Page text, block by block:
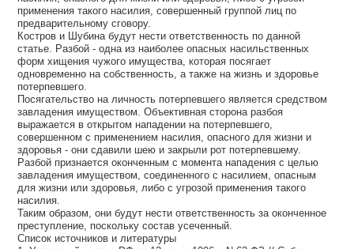
применения такого насилия, совершенный группой лиц по
предварительному сговору.
Костров и Шубина будут нести ответственность по данной
статье. Разбой - одна из наиболее опасных насильственных
форм хищения чужого имущества, которая посягает
одновременно на собственность, а также на жизнь и здоровье
потерпевшего.
Посягательство на личность потерпевшего является средством
завладения имуществом. Объективная сторона разбоя
выражается в открытом нападении на потерпевшего,
совершенном с применением насилия, опасного для жизни и
здоровья - они сдавили шею и закрыли рот потерпевшему.
Разбой признается оконченным с момента нападения с целью
завладения имуществом, соединенного с насилием, опасным
для жизни или здоровья, либо с угрозой применения такого
насилия.
Таким образом, они будут нести ответственность за оконченное
преступление, поскольку состав усеченный.
Список источников и литературы